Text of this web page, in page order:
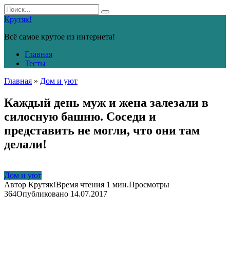
Перейти
к
контенту
Search
for:
Крутяк!
Всё самое крутое из интернета!
Главная
Тесты
Главная » Дом и уют
Каждый день муж и жена залезали в
силосную башню. Соседи и
представить не могли, что они там
делали!
Дом и уют
Автор Крутяк!Время чтения 1 мин.Просмотры
364Опубликовано 14.07.2017